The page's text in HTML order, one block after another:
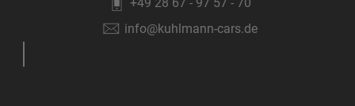
info@kuhlmann-cars.de